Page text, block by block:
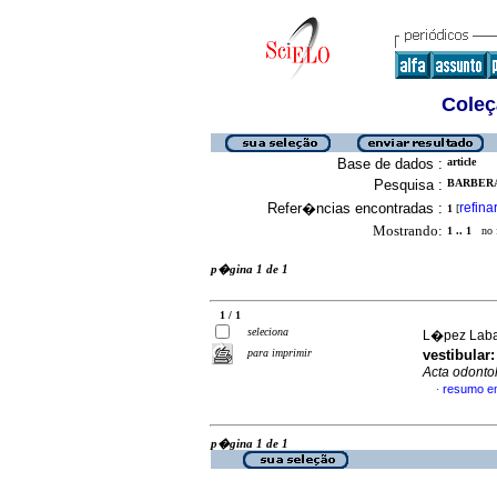
Base de dados : article
Pesquisa :
Refer�ncias encontradas : 1 [refinar
Mostrando: 1 .. 1 no
p�gina 1 de 1
1 / 1
seleciona
para imprimir
L�pez
vestibular
Acta
· resumo
p�gina 1 de 1